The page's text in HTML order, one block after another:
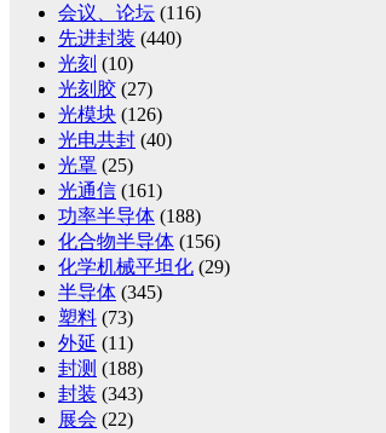
会议、论坛 (116)
先进封装 (440)
光刻 (10)
光刻胶 (27)
光模块 (126)
光电共封 (40)
光罩 (25)
光通信 (161)
功率半导体 (188)
化合物半导体 (156)
化学机械平坦化 (29)
半导体 (345)
塑料 (73)
外延 (11)
封测 (188)
封装 (343)
展会 (22)